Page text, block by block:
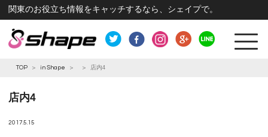
関東のお役立ち情報をキャッチするなら、シェイプで。
TOP > in Shape > > 店内4
店内4
2017.5.15